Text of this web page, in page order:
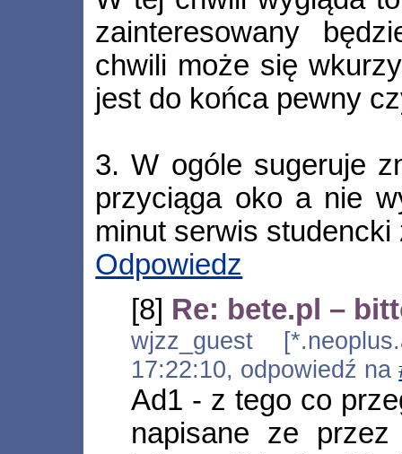
zainteresowany
chwili może się
jest do końca pewny
3. W ogóle sugeruje
przyciąga oko a nie
minut serwis studencki
Odpowiedz
[8] Re: bete.pl –
wjzz_guest
17:22:10, odpowiedź na
Ad1 - z tego co
napisane ze